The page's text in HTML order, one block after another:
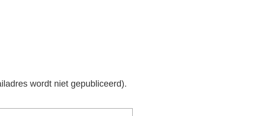
wordt niet gepubliceerd).